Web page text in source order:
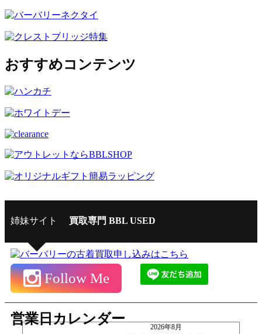
おすすめコンテンツ
姉妹サイト 買取専門 BBL USED
Follow Me
営業日カレンダー
2026年8月